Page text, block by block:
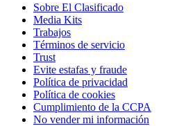
Sobre El Clasificado
Media Kits
Trabajos
Términos de servicio
Trust
Evite estafas y fraude
Política de privacidad
Política de cookies
Cumplimiento de la CCPA
No vender mi información